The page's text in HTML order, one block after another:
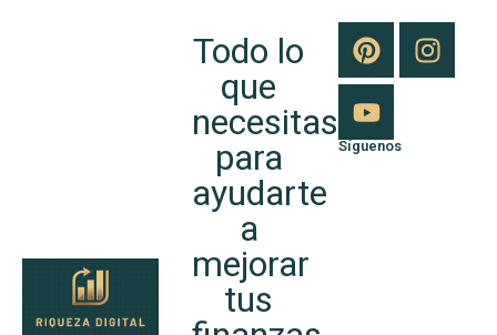
Todo lo
que
necesitas
para
ayudarte
a
mejorar
tus
Síguenos